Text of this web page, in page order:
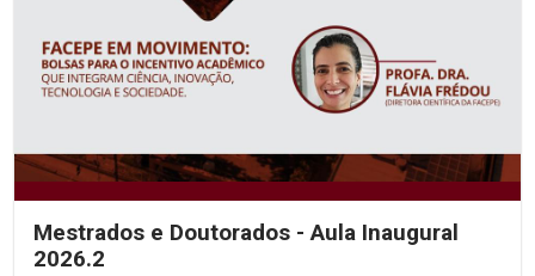
Mestrados e Doutorados - Aula Inaugural
2026.2